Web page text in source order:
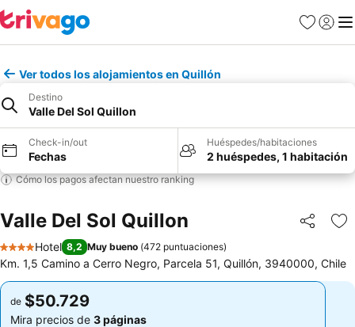
Favoritos
Iniciar
Ver todos los alojamientos en Quillón
Destino
Valle Del Sol Quillon
Check-in/out
Fechas
Huéspedes/habitaciones
2 huéspedes, 1 habitación
Cómo los pagos afectan nuestro ranking
Valle Del Sol Quillon Compartir
4 Estrellas
Hotel 8,2 Muy bueno (472 puntuaciones)
Km. 1,5 Camino a Cerro Negro, Parcela 51, Quillón, 3940000, Chile
de $50.729
Mira precios de 3 páginas
de $50.729
Mira precios de 3 páginas